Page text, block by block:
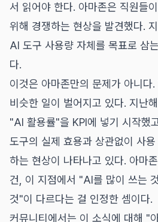
서 읽어야 한다. 아마존은 직원들
위해 경쟁하는 현상을 발견했다.
AI 도구 사용량 자체를 목표로 삼
다.
이것은 아마존만의 문제가 아니다
비슷한 일이 벌어지고 있다. 지난
"AI 활용률"을 KPI에 넣기 시작했
도구의 실제 효용과 상관없이 사
하는 현상이 나타나고 있다. 아마
건, 이 지점에서 "AI를 많이 쓰는
것"이 다르다는 걸 인정한 셈이다.
커뮤니티에서는 이 소식에 대해 "